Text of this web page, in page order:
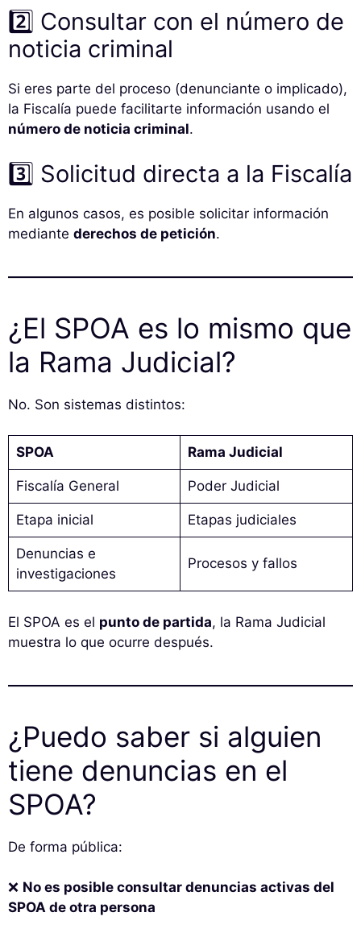
2️⃣ Consultar con el número de
noticia criminal
Si eres parte del proceso (denunciante o implicado),
la Fiscalía puede facilitarte información usando el
número de noticia criminal.
3️⃣ Solicitud directa a la Fiscalía
En algunos casos, es posible solicitar información
mediante derechos de petición.
¿El SPOA es lo mismo que
la Rama Judicial?
No. Son sistemas distintos:
SPOA Rama Judicial
Fiscalía General Poder Judicial
Etapa inicial Etapas judiciales
Denuncias e
investigaciones
Procesos y fallos
El SPOA es el punto de partida, la Rama Judicial
muestra lo que ocurre después.
¿Puedo saber si alguien
tiene denuncias en el
SPOA?
De forma pública:
❌ No es posible consultar denuncias activas del
SPOA de otra persona